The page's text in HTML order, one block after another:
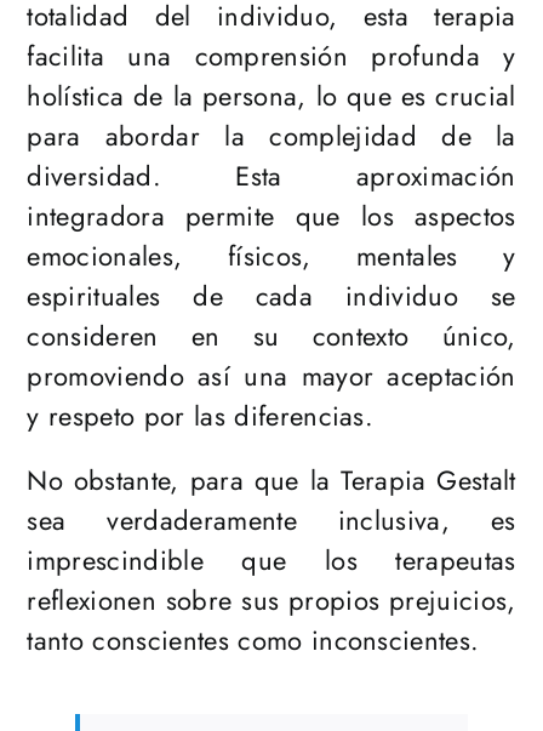
totalidad del individuo, esta terapia
facilita una comprensión profunda y
holística de la persona, lo que es crucial
para abordar la complejidad de la
diversidad. Esta aproximación
integradora permite que los aspectos
emocionales, físicos, mentales y
espirituales de cada individuo se
consideren en su contexto único,
promoviendo así una mayor aceptación
y respeto por las diferencias.
No obstante, para que la Terapia Gestalt
sea verdaderamente inclusiva, es
imprescindible que los terapeutas
reflexionen sobre sus propios prejuicios,
tanto conscientes como inconscientes.